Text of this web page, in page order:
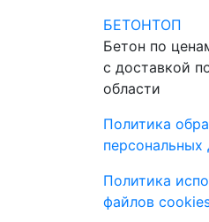
БЕТОНТОП
Бетон по
с доставкой
области
Политика
персональных
Политика
файлов